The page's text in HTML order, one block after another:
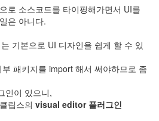
로 소스코드를 타이핑해가면서 UI를
은 아니다.
기본으로 UI 디자인을 쉽게 할 수 있
패키지를 import 해서 써야하므로 좀
인이 있으니,
립스의 visual editor 플러그인